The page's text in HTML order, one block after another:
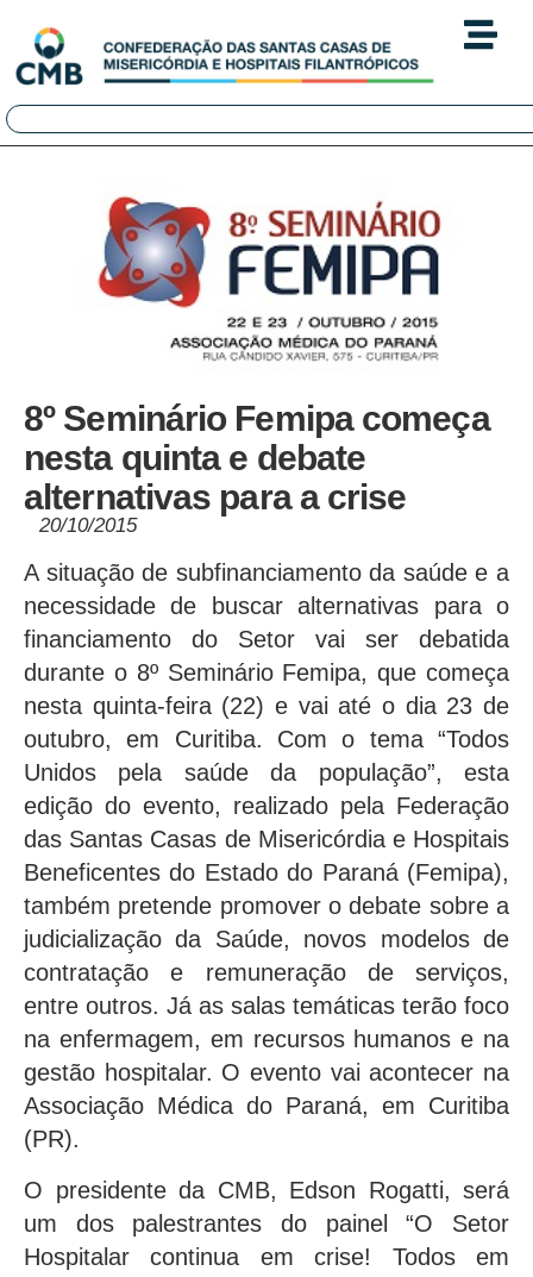
8º Seminário Femipa começa
nesta quinta e debate
alternativas para a crise
20/10/2015
A situação de subfinanciamento da saúde e a
necessidade de buscar alternativas para o
financiamento do Setor vai ser debatida
durante o 8º Seminário Femipa, que começa
nesta quinta-feira (22) e vai até o dia 23 de
outubro, em Curitiba. Com o tema “Todos
Unidos pela saúde da população”, esta
edição do evento, realizado pela Federação
das Santas Casas de Misericórdia e Hospitais
Beneficentes do Estado do Paraná (Femipa),
também pretende promover o debate sobre a
judicialização da Saúde, novos modelos de
contratação e remuneração de serviços,
entre outros. Já as salas temáticas terão foco
na enfermagem, em recursos humanos e na
gestão hospitalar. O evento vai acontecer na
Associação Médica do Paraná, em Curitiba
(PR).
O presidente da CMB, Edson Rogatti, será
um dos palestrantes do painel “O Setor
Hospitalar continua em crise! Todos em